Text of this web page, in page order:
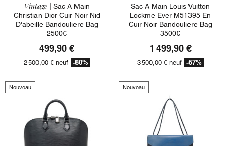
Vintage | Sac A Main
Christian Dior Cuir Noir Nid
D'abeille Bandouliere Bag
2500€
499,90 €
2 500,00 €neuf -80%
Sac A Main Louis Vuitton
Lockme Ever M51395 En
Cuir Noir Bandouliere Bag
3500€
1 499,90 €
3 500,00 €neuf -57%
Nouveau Nouveau